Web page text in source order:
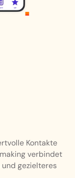
Kontakte
verbindet
gezielteres